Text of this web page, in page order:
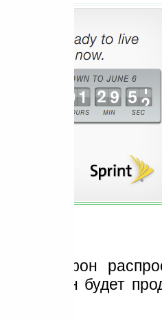
телефон
он будет